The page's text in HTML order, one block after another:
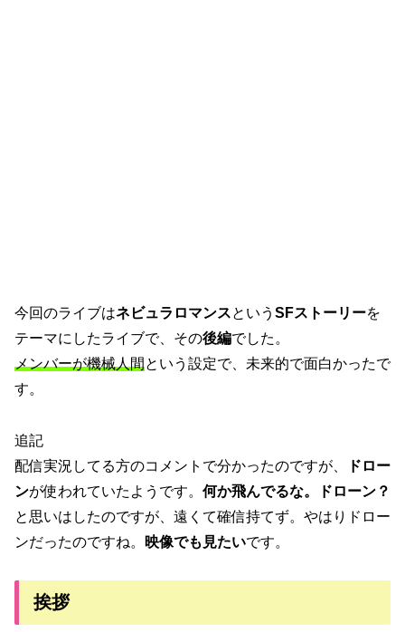
今回のライブはネビュラロマンスという SFストーリーを
テーマにしたライブで、その後編でした。
メンバーが機械人間という設定で、未来的で面白かったで
す。
追記
配信実況してる方のコメントで分かったのですが、
ドロー
ンが使われていたようです。 何か飛んでるな。ドローン？
と思いはしたのですが、遠くて確信持てず。やはりドロー
ンだったのですね。
映像でも見たいです。
挨拶